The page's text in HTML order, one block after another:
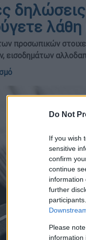
Do Not
If you wish
sensitive
confirm
continue
information
further
Please
information
λάθη
προσωπικών
εισοδημάτων